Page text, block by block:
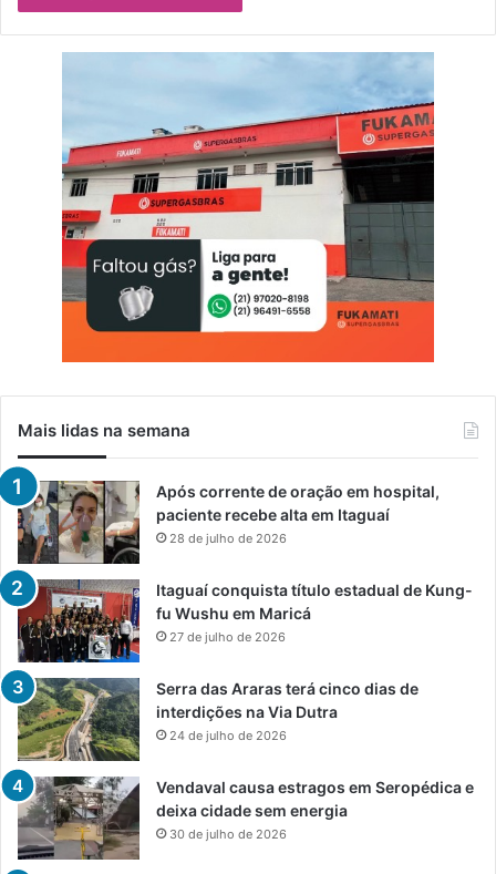
Mais lidas na semana
Após corrente de oração em hospital,
paciente recebe alta em Itaguaí
28 de julho de 2026
Itaguaí conquista título estadual de Kung-
fu Wushu em Maricá
27 de julho de 2026
Serra das Araras terá cinco dias de
interdições na Via Dutra
24 de julho de 2026
Vendaval causa estragos em Seropédica e
deixa cidade sem energia
30 de julho de 2026